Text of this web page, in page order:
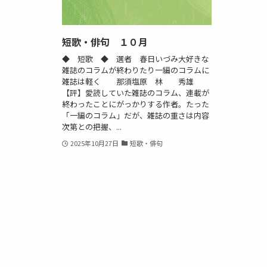
短歌・俳句 １０月
◆ 短歌 ◆ 選者 春日いづみ大好きな
雑誌のコラムが終わりたり一編のコラムに
雑誌は軽く 那須塩原 林 秀雄
【評】愛読していた雑誌のコラム、連載が
終わったことにがっかりする作者。たった
「一編のコラム」だが、雑誌の重さは内容
次第との把握、...
2025年10月27日 短歌・俳句